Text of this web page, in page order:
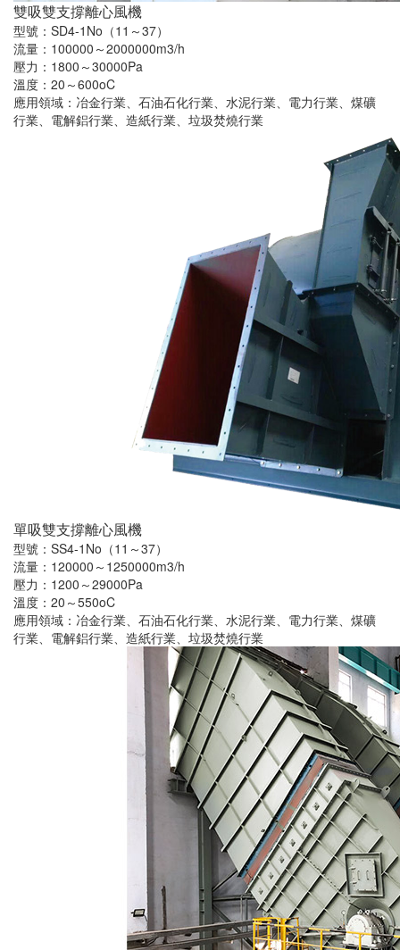
雙吸雙支撐離心風機
型號：SD4-1No（11～37）
流量：100000～2000000m3/h
壓力：1800～30000Pa
溫度：20～600oC
應用領域：冶金行業、石油石化行業、水泥行業、電力行業、煤礦
行業、電解鋁行業、造紙行業、垃圾焚燒行業
單吸雙支撐離心風機
型號：SS4-1No（11～37）
流量：120000～1250000m3/h
壓力：1200～29000Pa
溫度：20～550oC
應用領域：冶金行業、石油石化行業、水泥行業、電力行業、煤礦
行業、電解鋁行業、造紙行業、垃圾焚燒行業